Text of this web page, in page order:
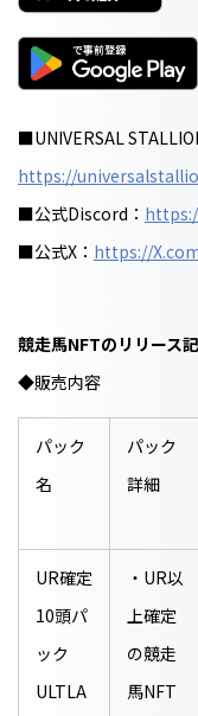
■UNIVERSAL
https://
■公式Discord：
■公式X： https://
競走馬NFTのリリース
◆販売内容
パック
名
パック
詳細
UR確定
10頭パ
ック
ULTLA
・UR以
上確定
の競走
馬NFT